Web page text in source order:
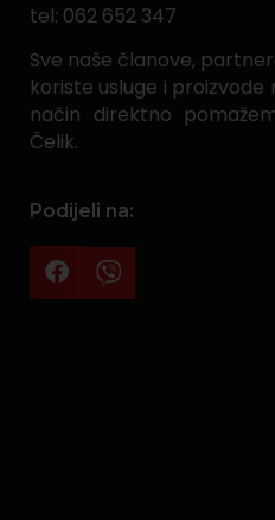
tel: 062 652 347
Sve naše članove,
koriste usluge i proizvode
način direktno
Čelik.
Podijeli na: